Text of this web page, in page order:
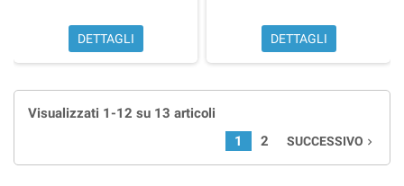
DETTAGLI DETTAGLI
Visualizzati 1-12 su 13 articoli
1
2 SUCCESSIVO navigate_next